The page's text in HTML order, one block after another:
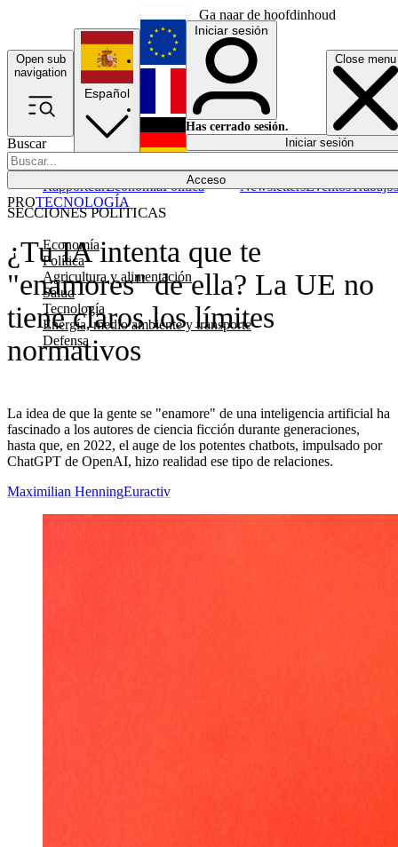
Ga naar de hoofdinhoud
Open sub
navigation
Close menu
Buscar
Acceso
SECCIONES POLÍTICAS
Economía
Política
Agricultura y alimentación
Salud
Tecnología
Energía, medio ambiente y transporte
Defensa
RapporteurEconomíaPolítica NewslettersEventosTrabajos
Español
English
Français
Iniciar sesión
Has cerrado sesión.
Iniciar sesión
¿Tu IA intenta que te
"enamores" de ella? La UE no
tiene claros los límites
normativos
La idea de que la gente se "enamore" de una inteligencia artificial ha
fascinado a los autores de ciencia ficción durante generaciones,
hasta que, en 2022, el auge de los potentes chatbots, impulsado por
ChatGPT de OpenAI, hizo realidad ese tipo de relaciones.
PROTECNOLOGÍA
Maximilian HenningEuractiv